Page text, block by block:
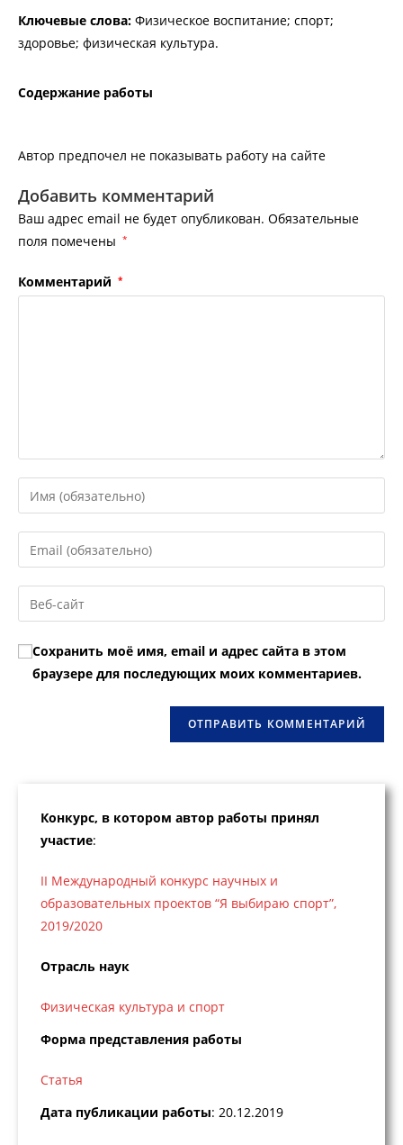
Ключевые слова: Физическое воспитание; спорт;
здоровье; физическая культура.
Содержание работы
Автор предпочел не показывать работу на сайте
Добавить комментарий
Ваш адрес email не будет опубликован. Обязательные
поля помечены *
Комментарий *
Введите
свое
имя
или
пользователя,
чтобы
прокомментировать
Введите
свой
email-
адрес,
прокомментировать
Введите
URL
вашего
веб-
сайта
Сохранить моё имя, email и адрес сайта в этом
браузере для последующих моих комментариев.
Конкурс, в котором автор работы принял
участие:
II Международный конкурс научных и
образовательных проектов “Я выбираю спорт”,
2019/2020
Отрасль наук
Физическая культура и спорт
Форма представления работы
Статья
Дата публикации работы: 20.12.2019